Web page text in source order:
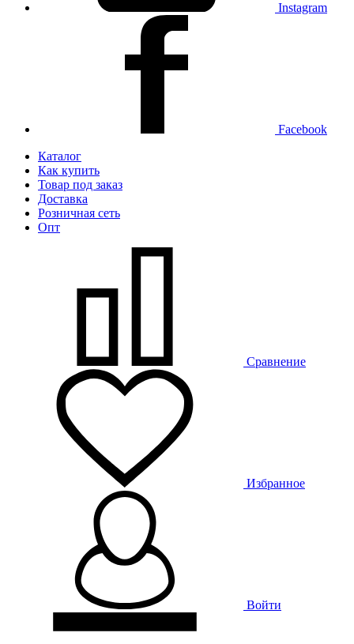
Instagram
Facebook
Каталог
Как купить
Товар под заказ
Доставка
Розничная сеть
Опт
Сравнение
Избранное
Войти